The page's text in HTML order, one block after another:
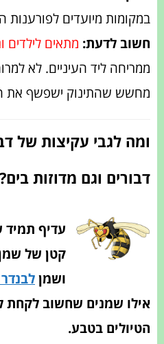
במקומות מיועדים לפורענות
חשוב לדעת: מתאים לילדים
ממריחה ליד העיניים. לא
מחשש שהתינוק ישפשף את
ומה לגבי עקיצות של
דבורים וגם
עדיף תמיד
קטן של
ושמן
אילו שמנים שחשוב לקחת
הטיולים בטבע.